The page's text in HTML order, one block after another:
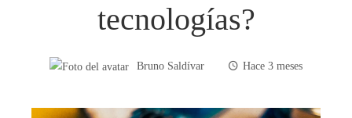
tecnologías?
Bruno Saldívar Hace 3 meses